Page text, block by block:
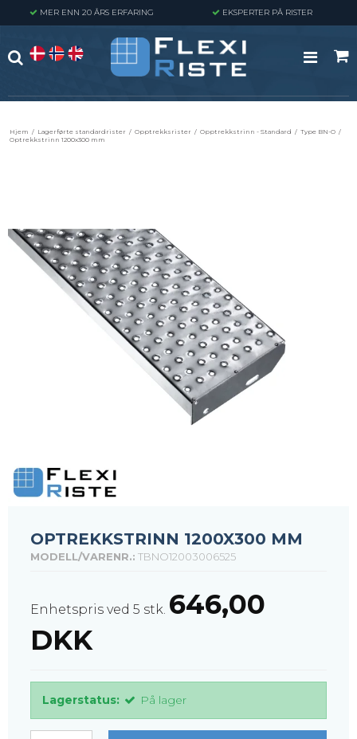
MER ENN 20 ÅRS ERFARING EKSPERTER PÅ RISTER
Hjem / Lagerførte standardrister / Opptrekksrister / Opptrekkstrinn - Standard / Type BN-O /
Optrekkstrinn 1200x300 mm
OPTREKKSTRINN 1200X300 MM
MODELL/VARENR.: TBNO12003006525
Enhetspris ved 5 stk. 646,00
DKK
Lagerstatus: På lager